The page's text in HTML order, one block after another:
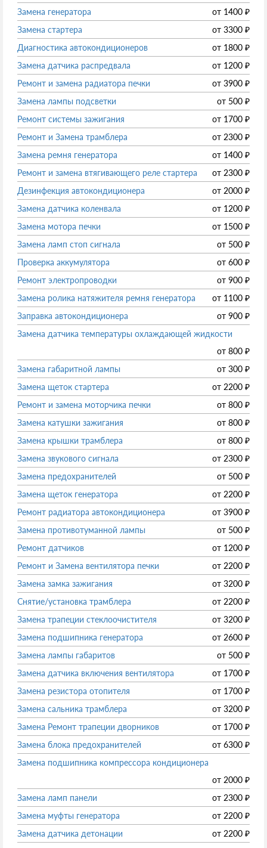
Замена генератора
от 1400 ₽
Замена стартера
от 3300 ₽
Диагностика автокондиционеров
от 1800 ₽
Замена датчика распредвала
от 1200 ₽
Ремонт и замена радиатора печки
от 3900 ₽
Замена лампы подсветки
от 500 ₽
Ремонт системы зажигания
от 1700 ₽
Ремонт и Замена трамблера
от 2300 ₽
Замена ремня генератора
от 1400 ₽
Ремонт и замена втягивающего реле стартера
от 2300 ₽
Дезинфекция автокондиционера
от 2000 ₽
Замена датчика коленвала
от 1200 ₽
Замена мотора печки
от 1500 ₽
Замена ламп стоп сигнала
от 500 ₽
Проверка аккумулятора
от 600 ₽
Ремонт электропроводки
от 900 ₽
Замена ролика натяжителя ремня генератора
от 1100 ₽
Заправка автокондиционера
от 900 ₽
Замена датчика температуры охлаждающей жидкости
от 800 ₽
Замена габаритной лампы
от 300 ₽
Замена щеток стартера
от 2200 ₽
Ремонт и замена моторчика печки
от 800 ₽
Замена катушки зажигания
от 800 ₽
Замена крышки трамблера
от 800 ₽
Замена звукового сигнала
от 2300 ₽
Замена предохранителей
от 500 ₽
Замена щеток генератора
от 2200 ₽
Ремонт радиатора автокондиционера
от 3900 ₽
Замена противотуманной лампы
от 500 ₽
Ремонт датчиков
от 1200 ₽
Ремонт и Замена вентилятора печки
от 2200 ₽
Замена замка зажигания
от 3200 ₽
Снятие/установка трамблера
от 2200 ₽
Замена трапеции стеклоочистителя
от 3200 ₽
Замена подшипника генератора
от 2600 ₽
Замена лампы габаритов
от 500 ₽
Замена датчика включения вентилятора
от 1700 ₽
Замена резистора отопителя
от 1700 ₽
Замена сальника трамблера
от 3200 ₽
Замена Ремонт трапеции дворников
от 1700 ₽
Замена блока предохранителей
от 6300 ₽
Замена подшипника компрессора кондиционера
от 2000 ₽
Замена ламп панели
от 2300 ₽
Замена муфты генератора
от 2200 ₽
Замена датчика детонации
от 2200 ₽